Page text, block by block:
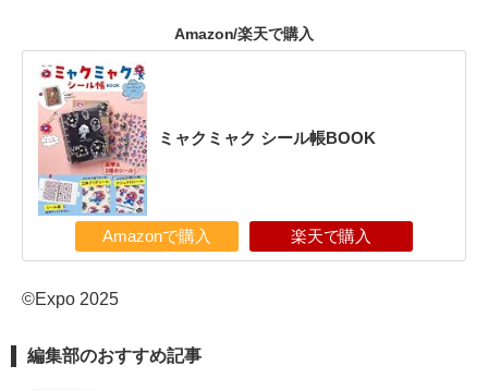
Amazon/楽天で購入
ミャクミャク シール帳BOOK
Amazonで購入 楽天で購入
©Expo 2025
編集部のおすすめ記事